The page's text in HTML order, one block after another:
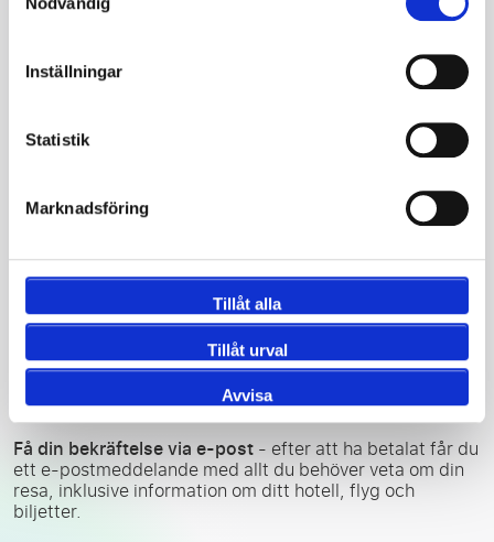
Inställningar
Statistik
Marknadsföring
Tillåt alla
Tillåt urval
Avvisa
Välj ditt lag - välj den match där du vill vara på plats och
Välj din biljettkategori - Bestäm var du vill sitta på
Skapa din resa- Välj ditt hotell och flyg och fyll i
nödvändiga uppgifter.
Få din bekräftelse via e-post- efter att ha betalat får du
ett e-postmeddelande med allt du behöver veta om din
resa, inklusive information om ditt hotell, flyg och
biljetter.